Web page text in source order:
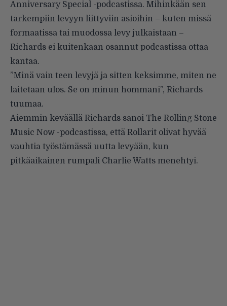
Anniversary Special -podcastissa. Mihinkään sen
tarkempiin levyyn liittyviin asioihin – kuten missä
formaatissa tai muodossa levy julkaistaan –
Richards ei kuitenkaan osannut podcastissa ottaa
kantaa.
”Minä vain teen levyjä ja sitten keksimme, miten ne
laitetaan ulos. Se on minun hommani”, Richards
tuumaa.
Aiemmin keväällä Richards sanoi The Rolling Stone
Music Now -podcastissa, että Rollarit olivat hyvää
vauhtia työstämässä uutta levyään, kun
pitkäaikainen rumpali Charlie Watts menehtyi.